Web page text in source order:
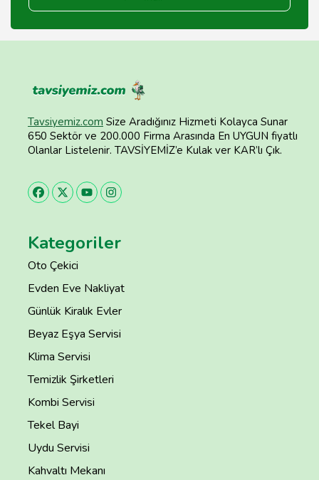
Tavsiyemiz.com Size Aradığınız Hizmeti Kolayca Sunar
650 Sektör ve 200.000 Firma Arasında En UYGUN fiyatlı
Olanlar Listelenir. TAVSİYEMİZ’e Kulak ver KAR’lı Çık.
Kategoriler
Oto Çekici
Evden Eve Nakliyat
Günlük Kiralık Evler
Beyaz Eşya Servisi
Klima Servisi
Temizlik Şirketleri
Kombi Servisi
Tekel Bayi
Uydu Servisi
Kahvaltı Mekanı